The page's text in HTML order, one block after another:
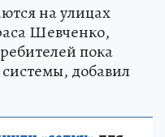
на улицах
Шевченко,
пока
добавил